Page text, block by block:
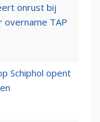
onrust bij
overname TAP
Schiphol opent